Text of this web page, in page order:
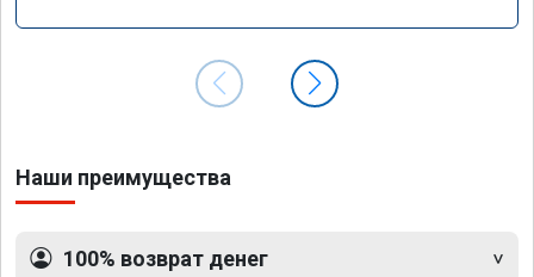
Наши преимущества
100% возврат денег